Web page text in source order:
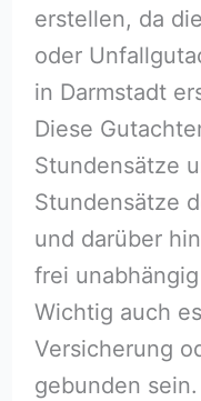
erstellen, da
oder
in Darmstadt
Diese
Stundensätze
Stundensätze
und darüber
frei
Wichtig auch
Versicherung
gebunden sein.